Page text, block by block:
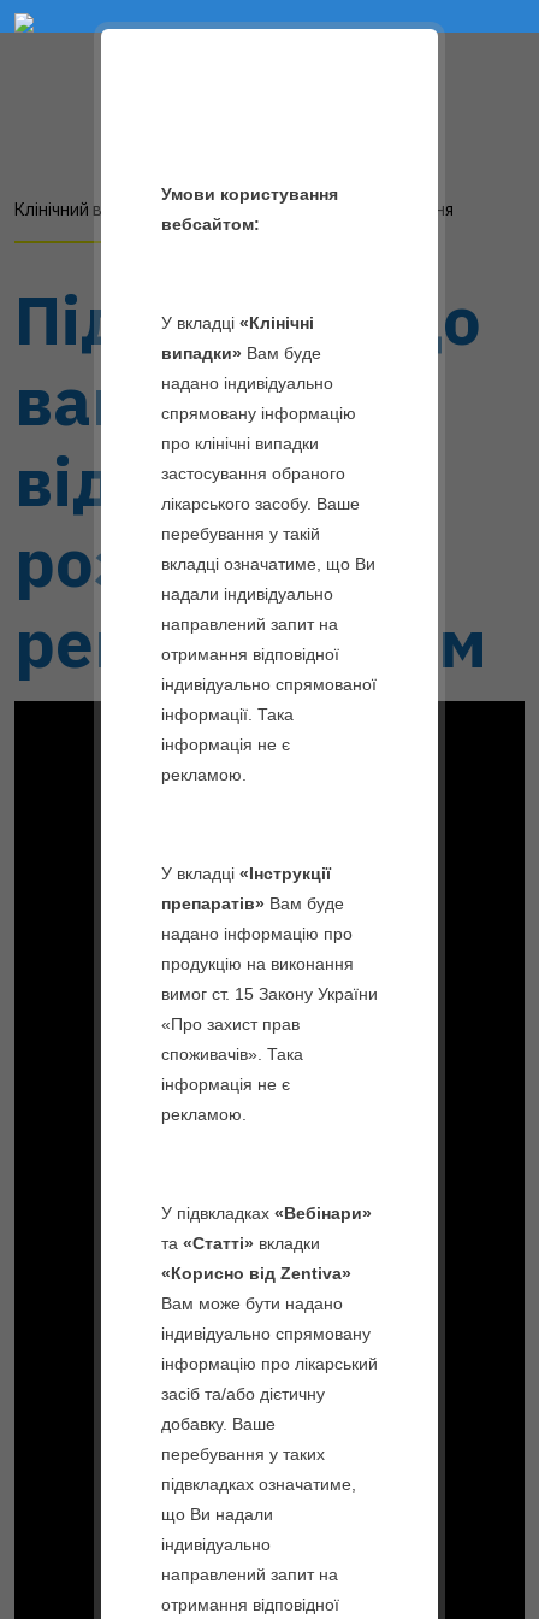
Реєстрація
Учасника
Препаратів
Контрацепція
ЖАСТІНДА
ДІФЕНДА
ВІДОРА
МІКРО
ВІДОРА
ДЕЗИРЕТТ
ЛЕВЕРЕТ
МІНІ
Лікування
Вульвовагінальних
Інфекцій
ГІНОМАКС
ГІНОМАКС
XЛ
НЕО-
ПЕНОТРАН®
ФОРТЕ
Преконцепційна
Підготовка,
Планування
Вагітності
ПРОГІНОВА
ІНОФОЛІК
ІНОФОЛІК
СОФТГЕЛЬ*
АНДРОЗІТОЛ*
ЖАСТІНДА
ДІЄНОГЕСТ
ЗЕНТІВА
Молочної
Інгібітори
АРАЛЕТ
Менопауза
ПРОГІНОВА
КОЛПОТРОФІН
КРЕМ
КОЛПОТРОФІН
КАПСУЛИ
КЛІМЕН
Заспокійливі
ПЕРСЕН®
ФОРТЕ
Корисно
Zentiva
Вебінари
Для
Пацієнтів
Анонси
Вікторини
GynEXpert
Клінічний випадок Інструкція для використання
Підготовка до
вагітності:
відверта
розмова з
ревматологом
Умови користування
вебсайтом:
У вкладці «Клінічні
випадки» Вам буде
надано індивідуально
спрямовану інформацію
про клінічні випадки
застосування обраного
лікарського засобу. Ваше
перебування у такій
вкладці означатиме, що Ви
надали індивідуально
направлений запит на
отримання відповідної
індивідуально спрямованої
інформації. Така
інформація не є
рекламою.
У вкладці «Інструкції
препаратів» Вам буде
надано інформацію про
продукцію на виконання
вимог ст. 15 Закону України
«Про захист прав
споживачів». Така
інформація не є
рекламою.
У підвкладках «Вебінари»
та «Статті» вкладки
«Корисно від Zentiva»
Вам може бути надано
індивідуально спрямовану
інформацію про лікарський
засіб та/або дієтичну
добавку. Ваше
перебування у таких
підвкладках означатиме,
що Ви надали
індивідуально
направлений запит на
отримання відповідної